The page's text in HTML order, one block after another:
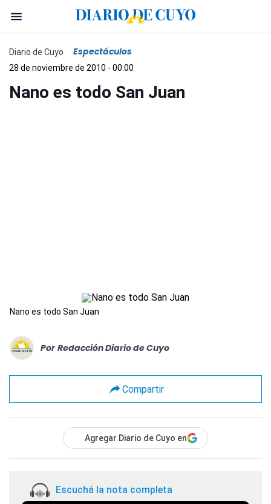
Diario de Cuyo Espectáculos
28 de noviembre de 2010 - 00:00
Nano es todo San Juan
Nano es todo San Juan
Por Redacción Diario de Cuyo
Compartir
Agregar Diario de Cuyo en
Escuchá la nota completa